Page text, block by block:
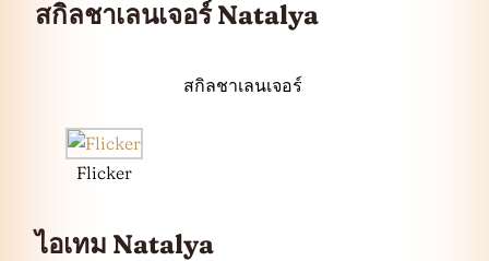
สกิลชาเลนเจอร์ Natalya
สกิลชาเลนเจอร์
Flicker
ไอเทม Natalya